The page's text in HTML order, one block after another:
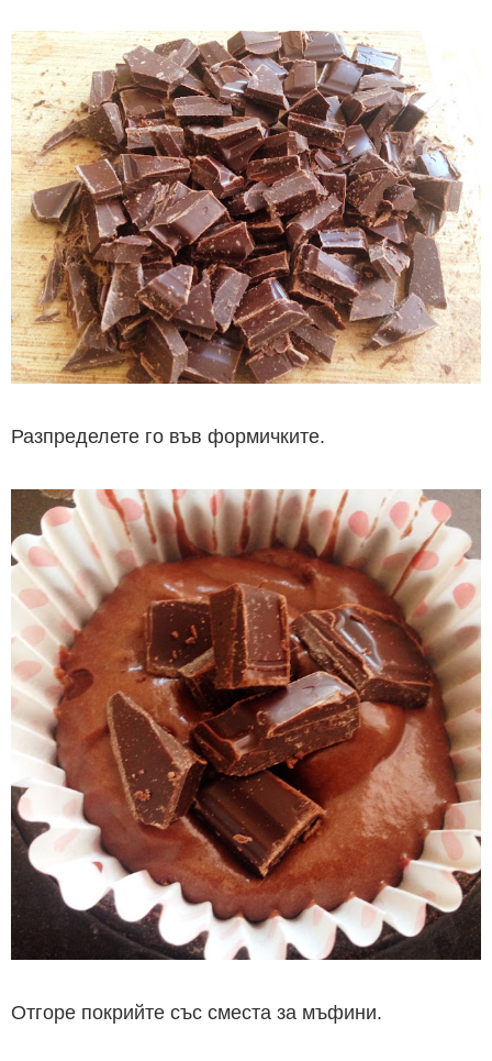
Разпределете го във формичките.
Отгоре покрийте със сместа за мъфини.